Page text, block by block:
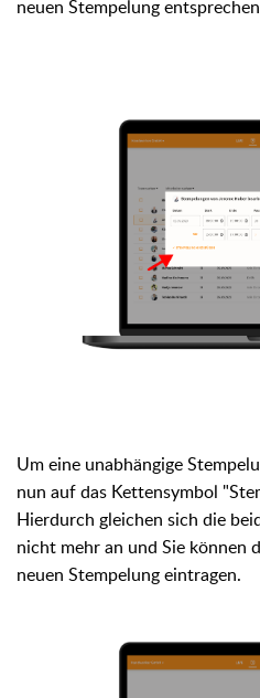
neuen Stempelung
Um eine unabhängige
nun auf das Kettensymbol
Hierdurch gleichen sich die
nicht mehr an und Sie können
neuen Stempelung eintragen.